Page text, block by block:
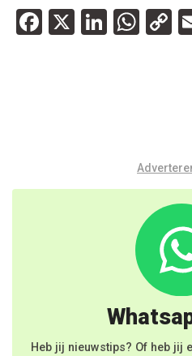
Facebook
X
Heb jij nieuwstips? Of heb jij